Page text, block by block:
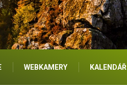
WEBKAMERY KALENDÁŘ